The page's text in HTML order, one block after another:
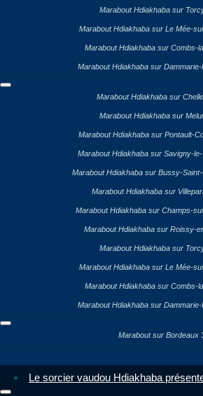
Marabout Hdiakhaba sur
Marabout Hdiakhaba sur Le Mée-
Marabout Hdiakhaba sur Combs-
Marabout Hdiakhaba sur
Marabout Hdiakhaba sur
Marabout Hdiakhaba sur
Marabout Hdiakhaba sur Pontault-
Marabout Hdiakhaba sur Savigny-
Marabout Hdiakhaba sur Bussy-
Marabout Hdiakhaba sur
Marabout Hdiakhaba sur Champs-
Marabout Hdiakhaba sur Roissy-
Marabout Hdiakhaba sur
Marabout Hdiakhaba sur Le Mée-
Marabout Hdiakhaba sur Combs-
Marabout Hdiakhaba sur
Marabout sur Bordeaux
Le sorcier vaudou Hdiakhaba